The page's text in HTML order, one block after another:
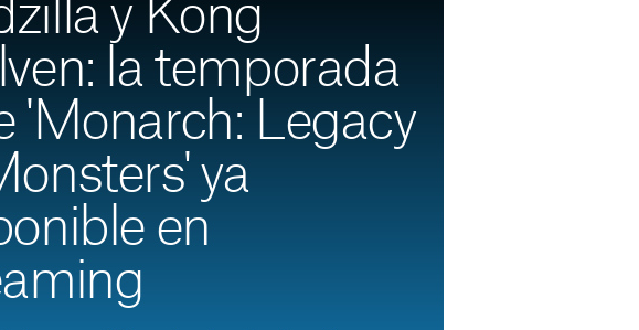
y Kong
la temporada
'Monarch: Legacy
ya
en